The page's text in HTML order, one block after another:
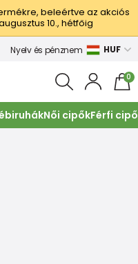
beleértve az akciós
10., hétfőig
Nyelv és pénznem HUF
0
Női cipőkFérfi